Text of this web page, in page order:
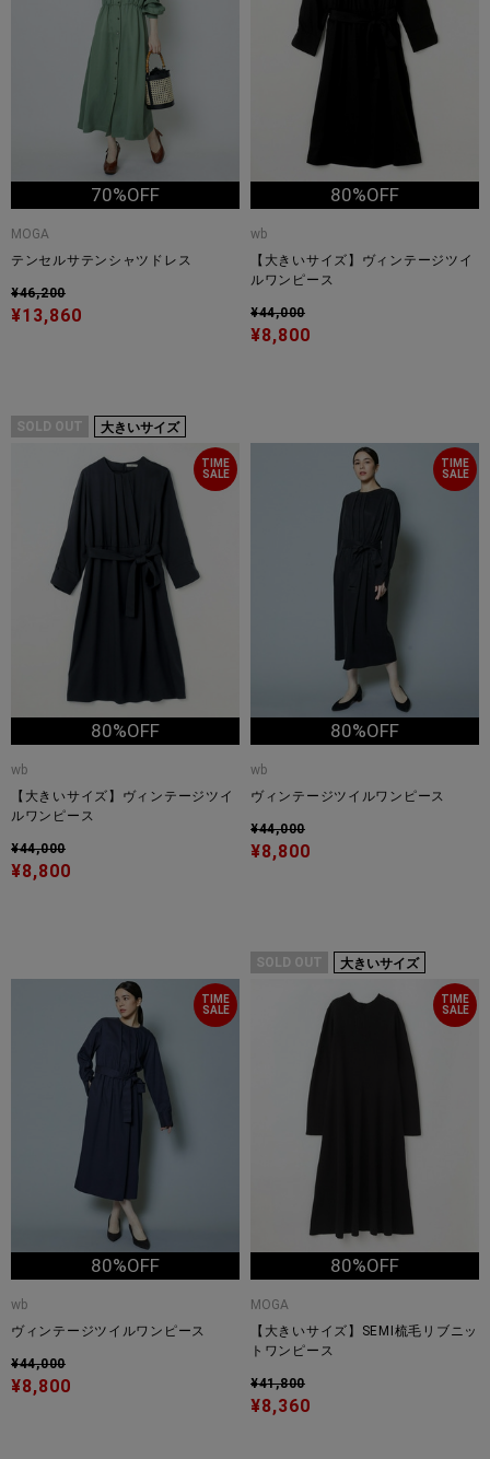
70%OFF
MOGA
テンセルサテンシャツドレス
¥46,200
¥13,860
80%OFF
wb
【大きいサイズ】ヴィンテージツイ
ルワンピース
¥44,000
¥8,800
SOLD OUT 大きいサイズ
TIME
SALE
80%OFF
wb
【大きいサイズ】ヴィンテージツイ
ルワンピース
¥44,000
¥8,800
TIME
SALE
80%OFF
wb
ヴィンテージツイルワンピース
¥44,000
¥8,800
TIME
SALE
80%OFF
wb
ヴィンテージツイルワンピース
¥44,000
¥8,800
SOLD OUT 大きいサイズ
TIME
SALE
80%OFF
MOGA
【大きいサイズ】SEMI梳毛リブニッ
トワンピース
¥41,800
¥8,360